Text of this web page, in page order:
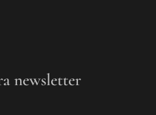
newsletter